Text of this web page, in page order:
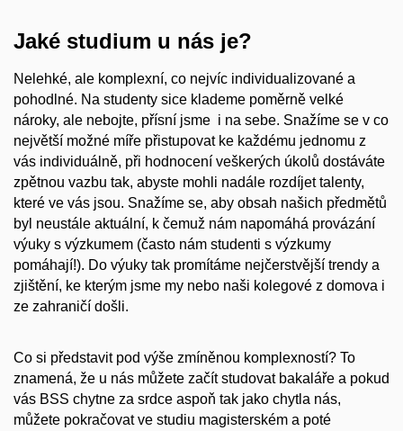
Jaké studium u nás je?
Nelehké, ale komplexní, co nejvíc individualizované a
pohodlné. Na studenty sice klademe poměrně velké
nároky, ale nebojte, přísní jsme i na sebe. Snažíme se v co
největší možné míře přistupovat ke každému jednomu z
vás individuálně, při hodnocení veškerých úkolů dostáváte
zpětnou vazbu tak, abyste mohli nadále rozdíjet talenty,
které ve vás jsou. Snažíme se, aby obsah našich předmětů
byl neustále aktuální, k čemuž nám napomáhá provázání
výuky s výzkumem (často nám studenti s výzkumy
pomáhají!). Do výuky tak promítáme nejčerstvější trendy a
zjištění, ke kterým jsme my nebo naši kolegové z domova i
ze zahraničí došli.
Co si představit pod výše zmíněnou komplexností? To
znamená, že u nás můžete začít studovat bakaláře a pokud
vás BSS chytne za srdce aspoň tak jako chytla nás,
můžete pokračovat ve studiu magisterském a poté